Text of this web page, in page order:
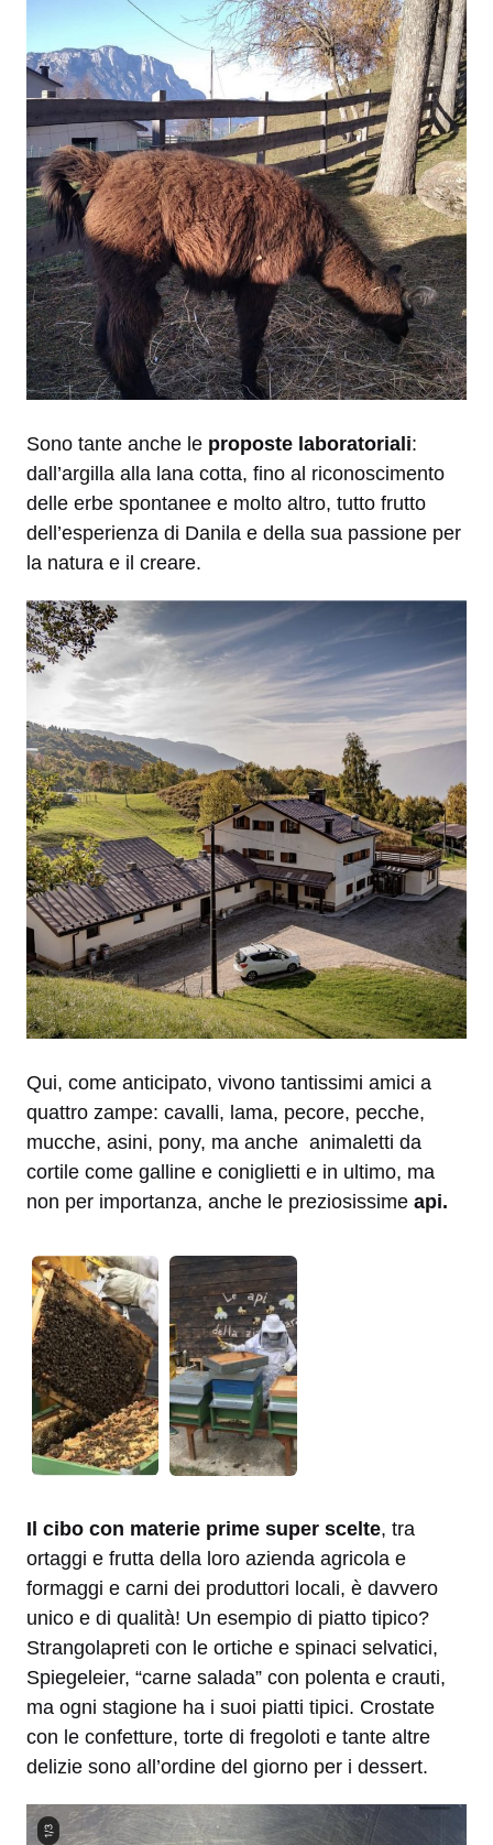
Sono tante anche le proposte laboratoriali:
dall’argilla alla lana cotta, fino al riconoscimento
delle erbe spontanee e molto altro, tutto frutto
dell’esperienza di Danila e della sua passione per
la natura e il creare.
Qui, come anticipato, vivono tantissimi amici a
quattro zampe: cavalli, lama, pecore, pecche,
mucche, asini, pony, ma anche animaletti da
cortile come galline e coniglietti e in ultimo, ma
non per importanza, anche le preziosissime api.
Il cibo con materie prime super scelte, tra
ortaggi e frutta della loro azienda agricola e
formaggi e carni dei produttori locali, è davvero
unico e di qualità! Un esempio di piatto tipico?
Strangolapreti con le ortiche e spinaci selvatici,
Spiegeleier, “carne salada” con polenta e crauti,
ma ogni stagione ha i suoi piatti tipici. Crostate
con le confetture, torte di fregoloti e tante altre
delizie sono all’ordine del giorno per i dessert.